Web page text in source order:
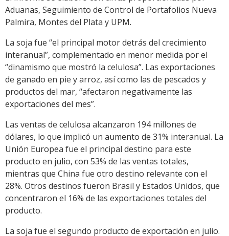
Aduanas, Seguimiento de Control de Portafolios Nueva
Palmira, Montes del Plata y UPM.
La soja fue “el principal motor detrás del crecimiento
interanual”, complementado en menor medida por el
“dinamismo que mostró la celulosa”. Las exportaciones
de ganado en pie y arroz, así como las de pescados y
productos del mar, “afectaron negativamente las
exportaciones del mes”.
Las ventas de celulosa alcanzaron 194 millones de
dólares, lo que implicó un aumento de 31% interanual. La
Unión Europea fue el principal destino para este
producto en julio, con 53% de las ventas totales,
mientras que China fue otro destino relevante con el
28%. Otros destinos fueron Brasil y Estados Unidos, que
concentraron el 16% de las exportaciones totales del
producto.
La soja fue el segundo producto de exportación en julio.